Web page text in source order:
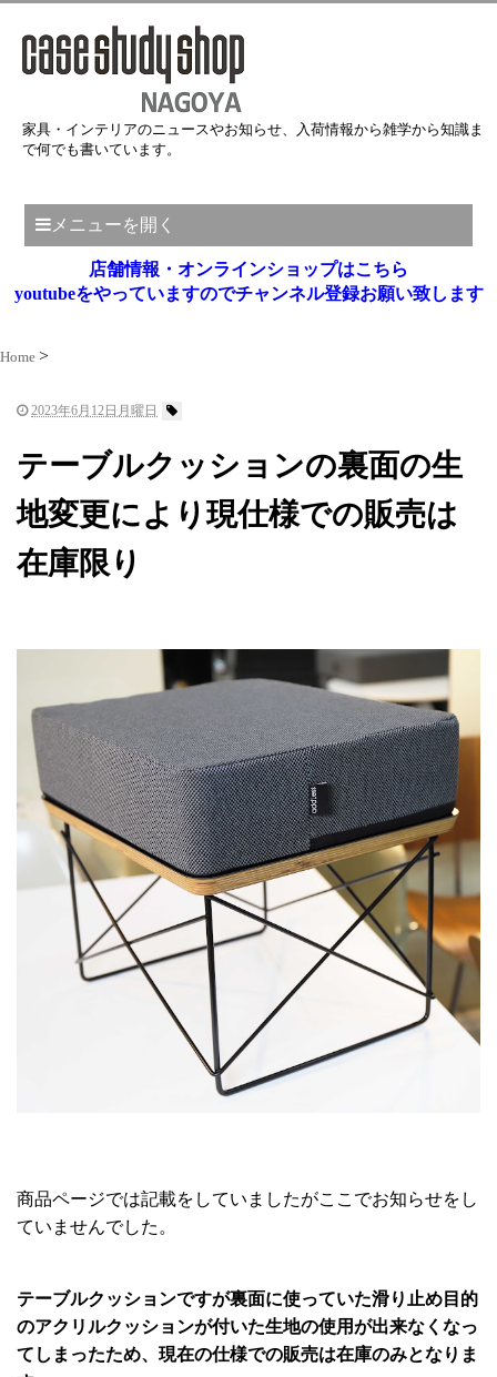
家具・インテリアのニュースやお知らせ、入荷情報から雑学から知識ま
で何でも書いています。
メニューを開く
店舗情報・オンラインショップはこちら
youtubeをやっていますのでチャンネル登録お願い致します
Home
2023年6月12日月曜日
テーブルクッションの裏面の生
地変更により現仕様での販売は
在庫限り
商品ページでは記載をしていましたがここでお知らせをし
ていませんでした。
テーブルクッションですが裏面に使っていた滑り止め目的
のアクリルクッションが付いた生地の使用が出来なくなっ
てしまったため、現在の仕様での販売は在庫のみとなりま